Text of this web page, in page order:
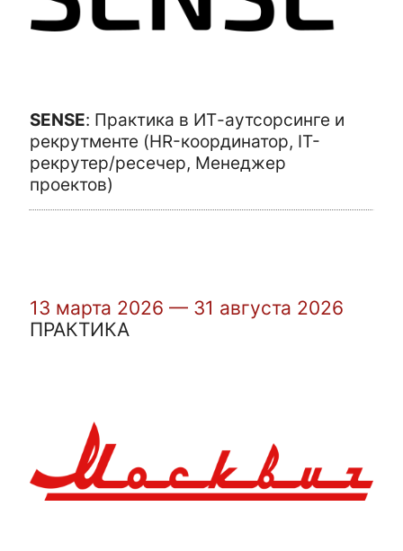
SENSE: Практика в ИТ-аутсорсинге и
рекрутменте (HR-координатор, IT-
рекрутер/ресечер, Менеджер
проектов)
13 марта 2026 — 31 августа 2026
ПРАКТИКА